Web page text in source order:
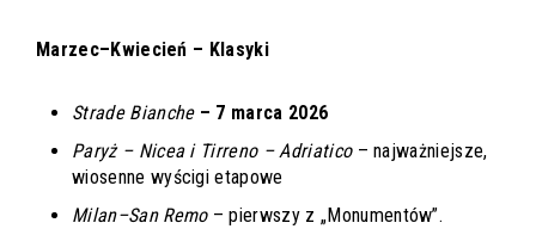
Marzec–Kwiecień – Klasyki
Strade Bianche – 7 marca 2026
Paryż – Nicea i Tirreno – Adriatico– najważniejsze,
wiosenne wyścigi etapowe
Milan–San Remo– pierwszy z „Monumentów”.